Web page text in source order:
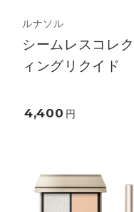
ルナソル
シームレスコレ
ィングリクイド
4,400 円